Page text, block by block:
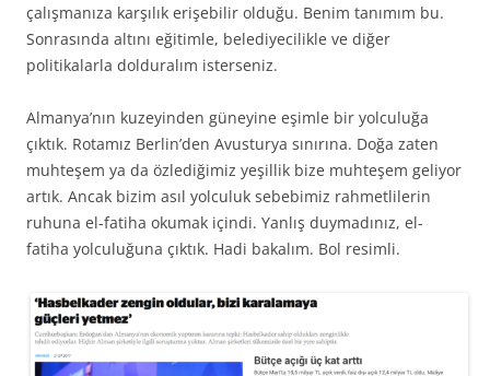
çalışmanıza karşılık erişebilir olduğu. Benim tanımım bu.
Sonrasında altını eğitimle, belediyecilikle ve diğer
politikalarla dolduralım isterseniz.
Almanya’nın kuzeyinden güneyine eşimle bir yolculuğa
çıktık. Rotamız Berlin’den Avusturya sınırına. Doğa zaten
muhteşem ya da özlediğimiz yeşillik bize muhteşem geliyor
artık. Ancak bizim asıl yolculuk sebebimiz rahmetlilerin
ruhuna el-fatiha okumak içindi. Yanlış duymadınız, el-
fatiha yolculuğuna çıktık. Hadi bakalım. Bol resimli.